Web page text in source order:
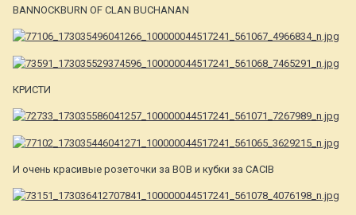
BANNOCKBURN OF CLAN BUCHANAN
КРИСТИ
И очень красивые розеточки за BOB и кубки за CACIB